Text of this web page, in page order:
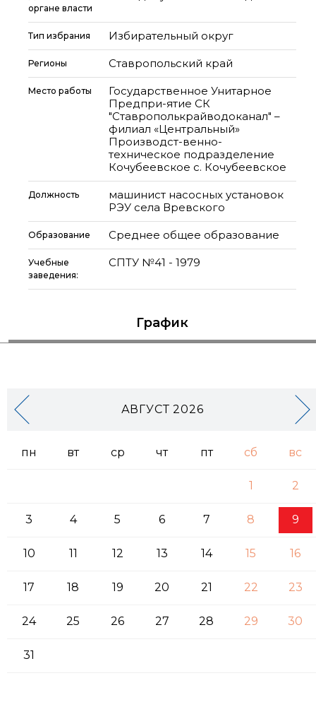
органе власти
Тип избрания Избирательный округ
Регионы Ставропольский край
Место работы
Государственное Унитарное
Предпри-ятие СК
"Ставрополькрайводоканал" –
филиал «Центральный»
Производст-венно-
техническое подразделение
Кочубеевское с. Кочубеевское
Должность
машинист насосных установок
РЭУ села Вревского
Образование Среднее общее образование
Учебные
заведения:
СПТУ №41 - 1979
График
АВГУСТ 2026
пн вт ср чт пт сб вс
1 2
3 4 5 6 7 8 9
10 11 12 13 14 15 16
17 18 19 20 21 22 23
24 25 26 27 28 29 30
31